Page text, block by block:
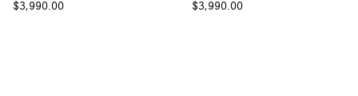
$3,990.00
$3,990.00